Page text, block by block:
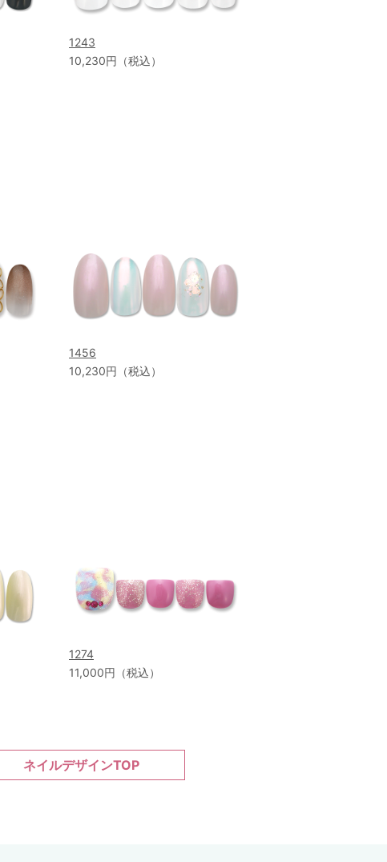
1243
10,230円（税込）
1456
10,230円（税込）
1274
11,000円（税込）
ネイルデザインTOP